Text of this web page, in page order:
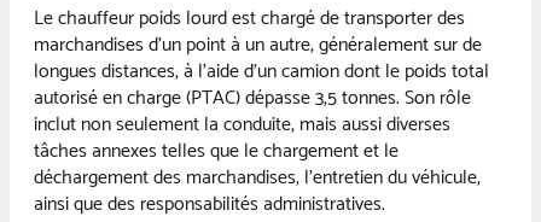
Le chauffeur poids lourd est chargé de transporter des
marchandises d’un point à un autre, généralement sur de
longues distances, à l’aide d’un camion dont le poids total
autorisé en charge (PTAC) dépasse 3,5 tonnes. Son rôle
inclut non seulement la conduite, mais aussi diverses
tâches annexes telles que le chargement et le
déchargement des marchandises, l’entretien du véhicule,
ainsi que des responsabilités administratives.